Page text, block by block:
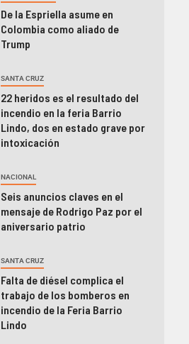
De la Espriella asume en
Colombia como aliado de
Trump
SANTA CRUZ
22 heridos es el resultado del
incendio en la feria Barrio
Lindo, dos en estado grave por
intoxicación
NACIONAL
Seis anuncios claves en el
mensaje de Rodrigo Paz por el
aniversario patrio
SANTA CRUZ
Falta de diésel complica el
trabajo de los bomberos en
incendio de la Feria Barrio
Lindo